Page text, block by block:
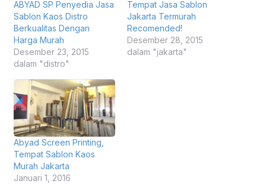
ABYAD SP Penyedia Jasa
Sablon Kaos Distro
Berkualitas Dengan
Harga Murah
Desember 23, 2015
dalam "distro"
Tempat Jasa Sablon
Jakarta Termurah
Recomended!
Desember 28, 2015
dalam "jakarta"
Abyad Screen Printing,
Tempat Sablon Kaos
Murah Jakarta
Januari 1, 2016